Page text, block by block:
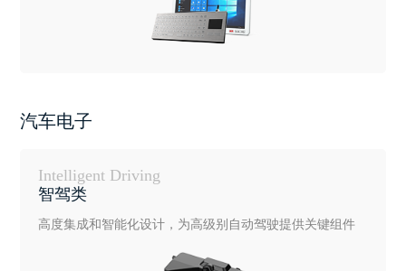
汽车电子
Intelligent Driving
智驾类
高度集成和智能化设计，为高级别自动驾驶提供关键组件